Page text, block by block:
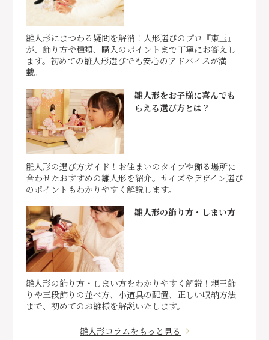
雛人形にまつわる疑問を解消！人形選びのプロ『東玉』
が、飾り方や種類、購入のポイントまで丁寧にお答えし
ます。初めての雛人形選びでも安心のアドバイスが満
載。
雛人形をお子様に喜んでも
らえる選び方とは？
雛人形の選び方ガイド！お住まいのタイプや飾る場所に
合わせたおすすめの雛人形を紹介。サイズやデザイン選び
のポイントもわかりやすく解説します。
雛人形の飾り方・しまい方
雛人形の飾り方・しまい方をわかりやすく解説！親王飾
りや三段飾りの並べ方、小道具の配置、正しい収納方法
まで、初めてのお雛様を解説いたします。
雛人形コラムをもっと見る